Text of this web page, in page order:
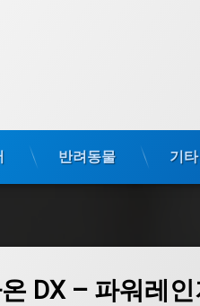
반려동물 기타
DX – 파워레